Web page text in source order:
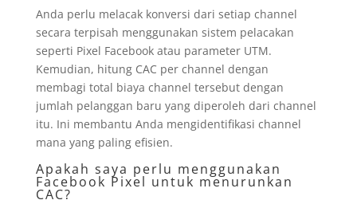
Anda perlu melacak konversi dari setiap channel
secara terpisah menggunakan sistem pelacakan
seperti Pixel Facebook atau parameter UTM.
Kemudian, hitung CAC per channel dengan
membagi total biaya channel tersebut dengan
jumlah pelanggan baru yang diperoleh dari channel
itu. Ini membantu Anda mengidentifikasi channel
mana yang paling efisien.
Apakah saya perlu menggunakan
Facebook Pixel untuk menurunkan
CAC?